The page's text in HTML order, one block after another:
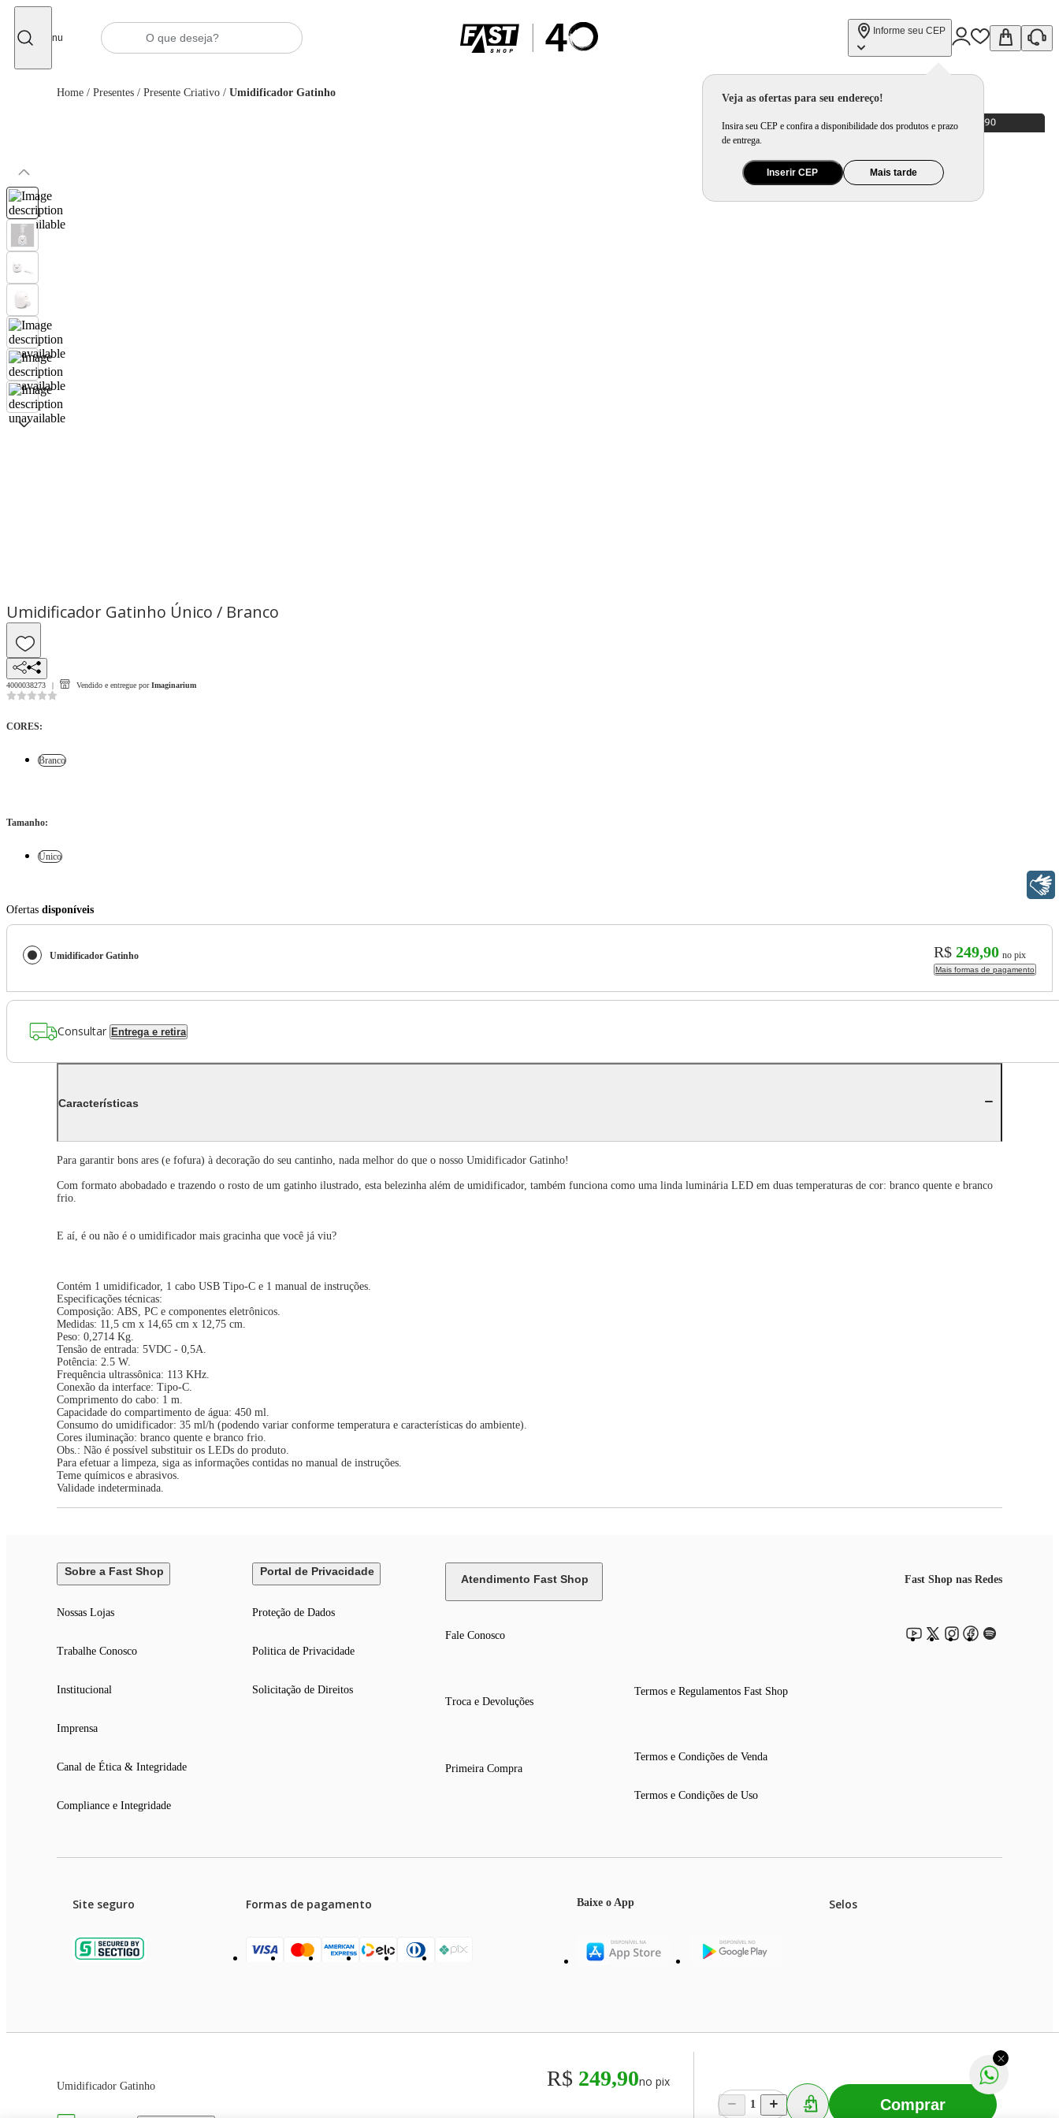
Menu
Informe seu CEP
Veja as ofertas para seu endereço!
Insira seu CEP e confira a disponibilidade dos produtos e prazo
de entrega.
Inserir CEP Mais tarde
Home / Presentes / Presente Criativo / Umidificador Gatinho
Umidificador Gatinho R$ 249,90no pix
1 Comprar
Umidificador Gatinho Único / Branco
4000038273 Vendido e entregue por Imaginarium
CORES:
Branco
Tamanho:
Único
Ofertas disponíveis
Umidificador Gatinho R$ 249,90 no pix
Mais formas de pagamento
Consultar Entrega e retira
Características
Para garantir bons ares (e fofura) à decoração do seu cantinho, nada melhor do que o nosso Umidificador Gatinho!
Com formato abobadado e trazendo o rosto de um gatinho ilustrado, esta belezinha além de umidificador, também funciona como uma linda luminária LED em duas temperaturas de cor: branco quente e branco
frio.
E aí, é ou não é o umidificador mais gracinha que você já viu?
Contém 1 umidificador, 1 cabo USB Tipo-C e 1 manual de instruções.
Especificações técnicas:
Composição: ABS, PC e componentes eletrônicos.
Medidas: 11,5 cm x 14,65 cm x 12,75 cm.
Peso: 0,2714 Kg.
Tensão de entrada: 5VDC - 0,5A.
Potência: 2.5 W.
Frequência ultrassônica: 113 KHz.
Conexão da interface: Tipo-C.
Comprimento do cabo: 1 m.
Capacidade do compartimento de água: 450 ml.
Consumo do umidificador: 35 ml/h (podendo variar conforme temperatura e características do ambiente).
Cores iluminação: branco quente e branco frio.
Obs.: Não é possível substituir os LEDs do produto.
Para efetuar a limpeza, siga as informações contidas no manual de instruções.
Teme químicos e abrasivos.
Validade indeterminada.
Sobre a Fast Shop
Nossas Lojas
Trabalhe Conosco
Institucional
Imprensa
Canal de Ética & Integridade
Compliance e Integridade
Portal de Privacidade
Proteção de Dados
Politica de Privacidade
Solicitação de Direitos
Atendimento Fast Shop
Fale Conosco
Troca e Devoluções
Primeira Compra
Termos e Regulamentos Fast Shop
Termos e Condições de Venda
Termos e Condições de Uso
Fast Shop nas Redes
Site seguro Formas de pagamento Baixe o App Selos
Preços e condições de pagamento válidos exclusivamente para compras efetuadas no site, podendo diferir na rede de lojas físicas.
As imagens dos produtos são meramente ilustrativas. Todos os preços e condições comerciais estão sujeitos a alteração sem aviso prévio. Fast Shop S. A. CNPJ: 43.708.379/0001-
Selecionar os Cookies